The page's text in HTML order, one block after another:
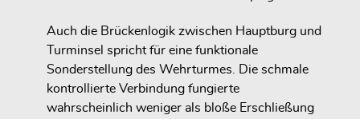
Auch die Brückenlogik zwischen Hauptburg und
Turminsel spricht für eine funktionale
Sonderstellung des Wehrturmes. Die schmale
kontrollierte Verbindung fungierte
wahrscheinlich weniger als bloße Erschließung